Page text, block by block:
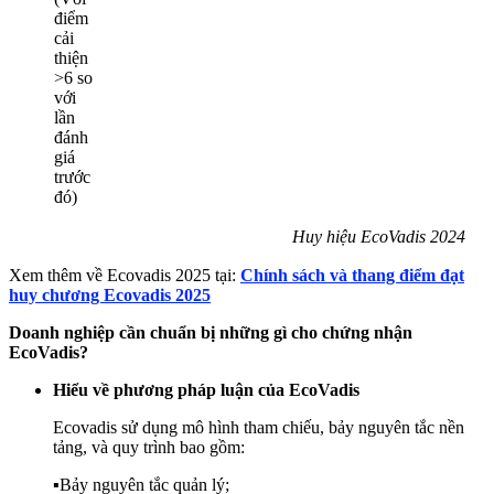
điểm
cải
thiện
>6 so
với
lần
đánh
giá
trước
đó)
Huy hiệu EcoVadis 2024
Xem thêm về Ecovadis 2025 tại: Chính sách và thang điểm đạt
huy chương Ecovadis 2025
Doanh nghiệp cần chuẩn bị những gì cho chứng nhận
EcoVadis?
Hiểu về phương pháp luận của EcoVadis
Ecovadis sử dụng mô hình tham chiếu, bảy nguyên tắc nền
tảng, và quy trình bao gồm:
▪️Bảy nguyên tắc quản lý;